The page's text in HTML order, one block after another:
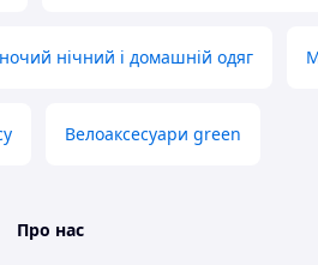
нічний і домашній одяг
Велоаксесуари green
Про нас